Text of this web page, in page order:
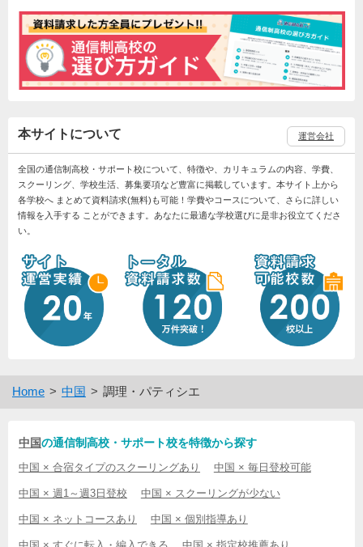
本サイトについて 運営会社
全国の通信制高校・サポート校について、特徴や、カリキュラムの内容、学費、
スクーリング、学校生活、募集要項など豊富に掲載しています。本サイト上から
各学校へ まとめて資料請求(無料)も可能！学費やコースについて、さらに詳しい
情報を入手する ことができます。あなたに最適な学校選びに是非お役立てくださ
い。
Home 中国 調理・パティシエ
中国の通信制高校・サポート校を特徴から探す
中国 × 合宿タイプのスクーリングあり 中国 × 毎日登校可能
中国 × 週1～週3日登校 中国 × スクーリングが少ない
中国 × ネットコースあり 中国 × 個別指導あり